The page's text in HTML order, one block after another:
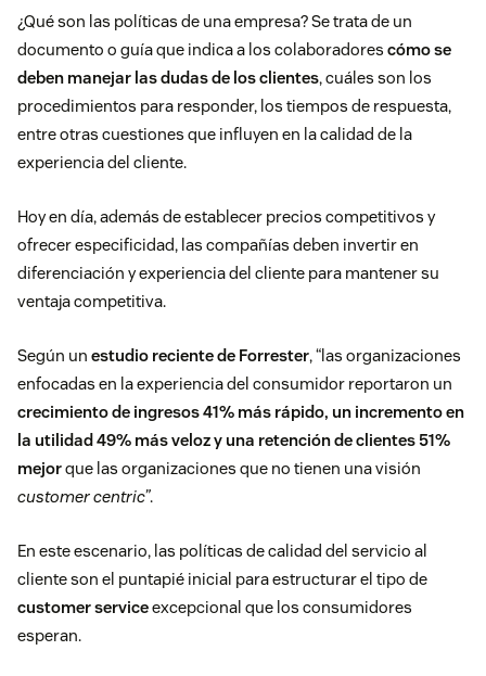
¿Qué son las políticas de una empresa? Se trata de un
documento o guía que indica a los colaboradores cómo se
deben manejar las dudas de los clientes, cuáles son los
procedimientos para responder, los tiempos de respuesta,
entre otras cuestiones que influyen en la calidad de la
experiencia del cliente.
Hoy en día,además de establecer precios competitivos y
ofrecer especificidad, las compañías deben invertir en
diferenciación y experiencia del cliente para mantener su
ventaja competitiva.
Según un estudio reciente de Forrester, “las organizaciones
enfocadas en la experiencia del consumidor reportaron un
crecimiento de ingresos 41% más rápido, un incremento en
la utilidad 49% más veloz y una retención de clientes 51%
mejorque las organizaciones que no tienen una visión
customer centric”.
En este escenario, las políticas de calidad del servicio al
cliente son el puntapié inicial para estructurar el tipo de
customer serviceexcepcional que los consumidores
esperan.